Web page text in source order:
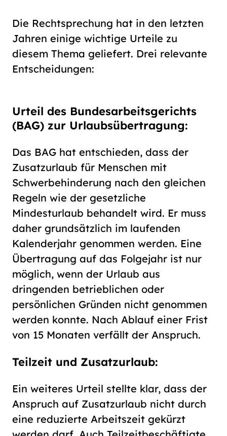
Die Rechtsprechung hat in den letzten
Jahren einige wichtige Urteile zu
diesem Thema geliefert. Drei relevante
Entscheidungen:
Urteil des Bundesarbeitsgerichts
(BAG) zur Urlaubsübertragung:
Das BAG hat entschieden, dass der
Zusatzurlaub für Menschen mit
Schwerbehinderung nach den gleichen
Regeln wie der gesetzliche
Mindesturlaub behandelt wird. Er muss
daher grundsätzlich im laufenden
Kalenderjahr genommen werden. Eine
Übertragung auf das Folgejahr ist nur
möglich, wenn der Urlaub aus
dringenden betrieblichen oder
persönlichen Gründen nicht genommen
werden konnte. Nach Ablauf einer Frist
von 15 Monaten verfällt der Anspruch.
Teilzeit und Zusatzurlaub:
Ein weiteres Urteil stellte klar, dass der
Anspruch auf Zusatzurlaub nicht durch
eine reduzierte Arbeitszeit gekürzt